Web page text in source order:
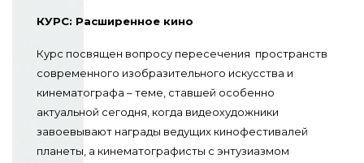
КУРС: Расширенное кино
Курс посвящен вопросу пересечения пространств
современного изобразительного искусства и
кинематографа – теме, ставшей особенно
актуальной сегодня, когда видеохудожники
завоевывают награды ведущих кинофестивалей
планеты, а кинематографисты с энтузиазмом